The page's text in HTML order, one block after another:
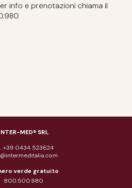
info e prenotazioni chiama il
MED® SRL
+39 0434 523624
verde gratuito
800.500.980